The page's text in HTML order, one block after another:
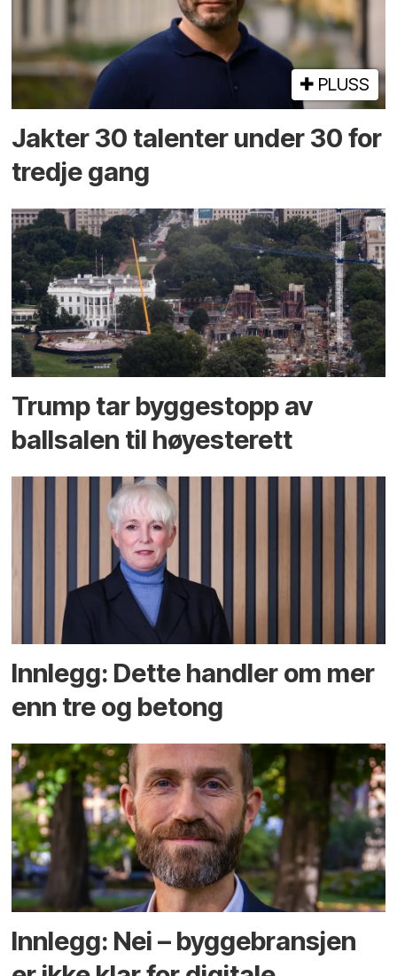
PLUSS
Jakter 30 talenter under 30 for
tredje gang
Trump tar byggestopp av
ballsalen til høyesterett
Innlegg: Dette handler om mer
enn tre og betong
Innlegg: Nei – byggebransjen